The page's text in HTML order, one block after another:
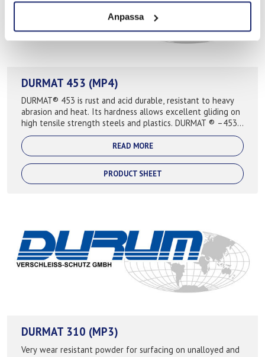
Anpassa
DURMAT 453 (MP4)
DURMAT® 453 is rust and acid durable, resistant to heavy
abrasion and heat. Its hardness allows excellent gliding on
high tensile strength steels and plastics. DURMAT ® –453
is also recommended for...
READ MORE
PRODUCT SHEET
DURMAT 310 (MP3)
Very wear resistant powder for surfacing on unalloyed and